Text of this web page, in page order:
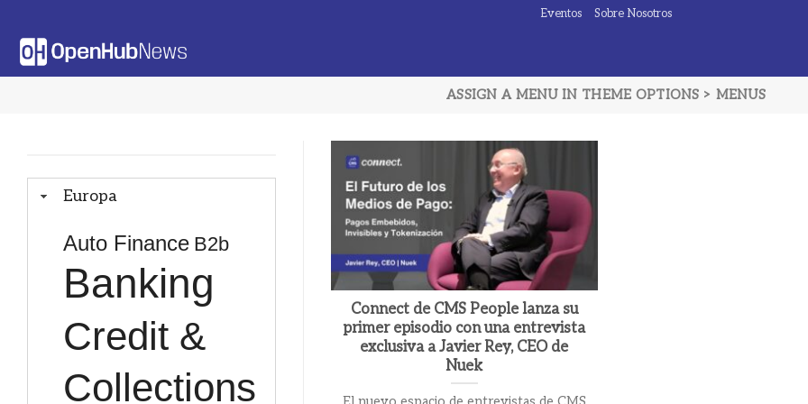
contenido
Eventos Sobre Nosotros
ASSIGN A MENU IN THEME OPTIONS > MENUS
Europa
Auto Finance B2b
Banking
Credit &
Collections
Connect de CMS People lanza su
primer episodio con una entrevista
exclusiva a Javier Rey, CEO de
Nuek